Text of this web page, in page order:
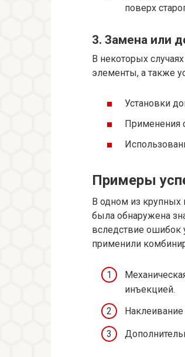
поверх
3. Замена или
В некоторых
элементы, а также
Установки
Применения
Примеры
В одном из крупных
была обнаружена
вследствие ошибок
применили
инъекцией.